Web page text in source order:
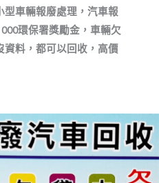
車輛報廢處理，汽車報
環保署獎勵金，車輛欠
料，都可以回收，高價